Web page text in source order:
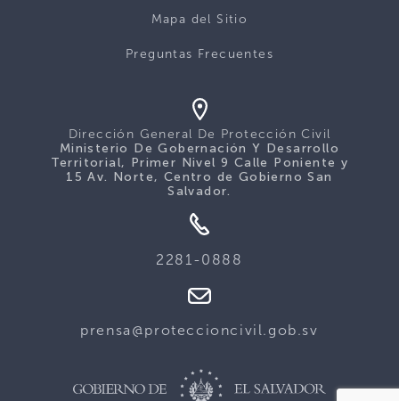
Mapa del Sitio
Preguntas Frecuentes
Dirección General De Protección Civil
Ministerio De Gobernación Y Desarrollo
Territorial, Primer Nivel 9 Calle Poniente y
15 Av. Norte, Centro de Gobierno San
Salvador.
2281-0888
prensa@proteccioncivil.gob.sv